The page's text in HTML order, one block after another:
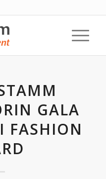
GALA
FASHION